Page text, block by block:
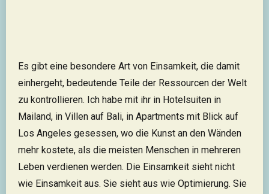
Es gibt eine besondere Art von Einsamkeit, die damit
einhergeht, bedeutende Teile der Ressourcen der Welt
zu kontrollieren. Ich habe mit ihr in Hotelsuiten in
Mailand, in Villen auf Bali, in Apartments mit Blick auf
Los Angeles gesessen, wo die Kunst an den Wänden
mehr kostete, als die meisten Menschen in mehreren
Leben verdienen werden. Die Einsamkeit sieht nicht
wie Einsamkeit aus. Sie sieht aus wie Optimierung. Sie